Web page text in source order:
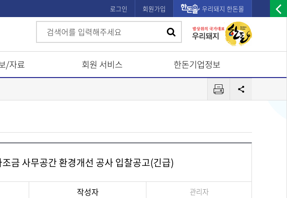
로그인 회원가입 우리돼지 한돈몰
우
광
배
너
색
/자료 회원 서비스 한돈기업정보
프
린
공
유
금 사무공간 환경개선 공사 입찰공고(긴급)
작성자 관리자